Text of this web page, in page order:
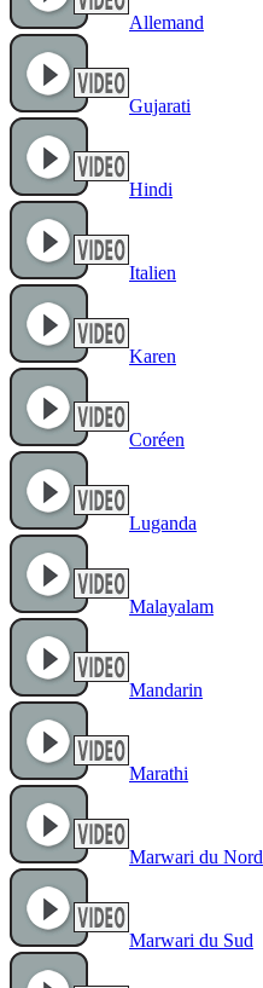
Allemand
Gujarati
Hindi
Italien
Karen
Coréen
Luganda
Malayalam
Mandarin
Marathi
Marwari du Nord
Marwari du Sud